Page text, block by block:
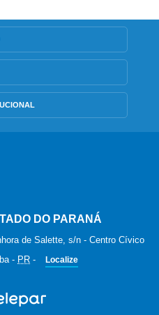
DO PARANÁ
de Salette, s/n - Centro Cívico
- PR - Localize